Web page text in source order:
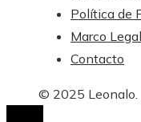
Política de
Marco
Contacto
© 2025 Leonalo.